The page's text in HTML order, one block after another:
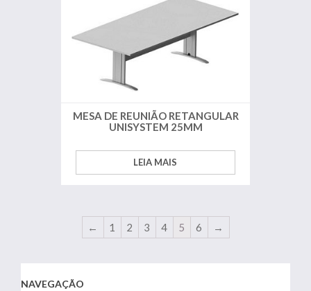
MESA DE REUNIÃO RETANGULAR
UNISYSTEM 25MM
LEIA MAIS
← 1 2 3 4 5 6 →
NAVEGAÇÃO